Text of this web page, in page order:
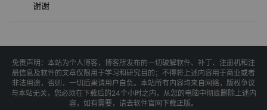
谢谢
免责声明：本站为个人博客，博客所发布的一切破解软件、补丁、注册机和注
册信息及软件的文章仅限用于学习和研究目的；不得将上述内容用于商业或者
非法用途，否则，一切后果请用户自负。本站所有内容均来自网络，版权争议
与本站无关，您必须在下载后的24个小时之内，从您的电脑中彻底删除上述内
容，如有需要，请去软件官网下载正版。